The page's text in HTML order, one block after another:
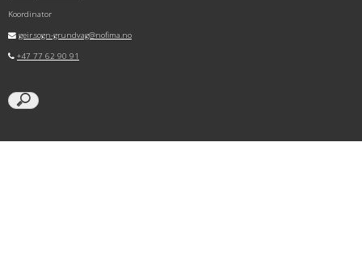
Koordinator
geir.sogn-grundvag@nofima.no
+47 77 62 90 91